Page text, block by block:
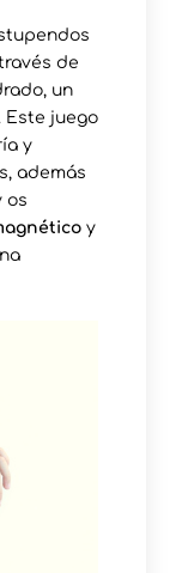
de
un
Este juego
y
además
os
y